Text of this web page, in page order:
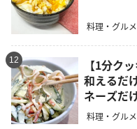
料理・グルメ
12
【1分ク
和えるだ
ネーズだ
料理・グルメ